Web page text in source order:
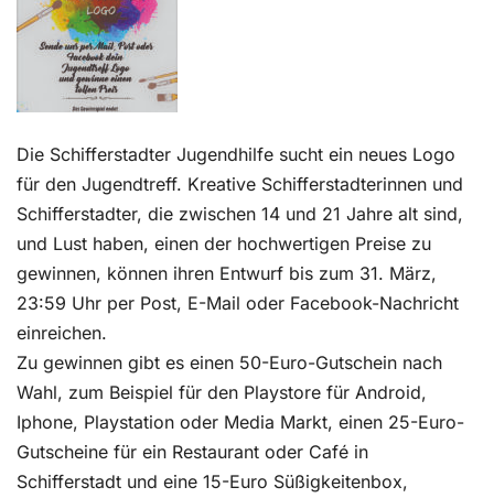
Die Schifferstadter Jugendhilfe sucht ein neues Logo
für den Jugendtreff. Kreative Schifferstadterinnen und
Schifferstadter, die zwischen 14 und 21 Jahre alt sind,
und Lust haben, einen der hochwertigen Preise zu
gewinnen, können ihren Entwurf bis zum 31. März,
23:59 Uhr per Post, E-Mail oder Facebook-Nachricht
einreichen.
Zu gewinnen gibt es einen 50-Euro-Gutschein nach
Wahl, zum Beispiel für den Playstore für Android,
Iphone, Playstation oder Media Markt, einen 25-Euro-
Gutscheine für ein Restaurant oder Café in
Schifferstadt und eine 15-Euro Süßigkeitenbox,